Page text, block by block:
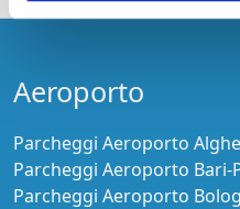
Aeroporto
Parcheggi Aeroporto
Parcheggi Aeroporto Bari-
Parcheggi Aeroporto